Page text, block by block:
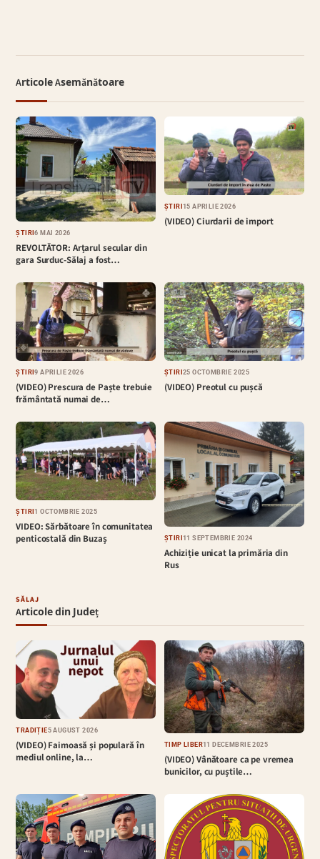
Articole Asemănătoare
ȘTIRI6 MAI 2026
REVOLTĂTOR: Arțarul secular din
gara Surduc-Sălaj a fost…
ȘTIRI15 APRILIE 2026
(VIDEO) Ciurdarii de import
ȘTIRI9 APRILIE 2026
(VIDEO) Prescura de Paște trebuie
frământată numai de…
ȘTIRI25 OCTOMBRIE 2025
(VIDEO) Preotul cu pușcă
ȘTIRI1 OCTOMBRIE 2025
VIDEO: Sărbătoare în comunitatea
penticostală din Buzaș
ȘTIRI11 SEPTEMBRIE 2024
Achiziție unicat la primăria din
Rus
SĂLAJ
Articole din Județ
TRADIȚIE5 AUGUST 2026
(VIDEO) Faimoasă și populară în
mediul online, la…
TIMP LIBER11 DECEMBRIE 2025
(VIDEO) Vânătoare ca pe vremea
bunicilor, cu puștile…